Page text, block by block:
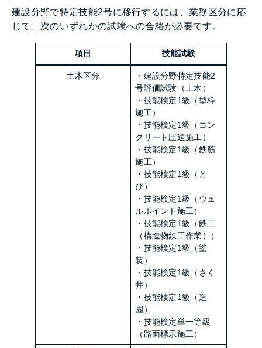
建設分野で特定技能2号に移行するには、業務区分に応
じて、次のいずれかの試験への合格が必要です。
項目 技能試験
土木区分
・建設分野特定技能2
号評価試験（土木）
・技能検定1級（型枠
施工）
・技能検定1級（コン
クリート圧送施工）
・技能検定1級（鉄筋
施工）
・技能検定1級（と
び）
・技能検定1級（ウェ
ルポイント施工）
・技能検定1級（鉄工
（構造物鉄工作業））
・技能検定1級（塗
装）
・技能検定1級（さく
井）
・技能検定1級（造
園）
・技能検定単一等級
（路面標示施工）